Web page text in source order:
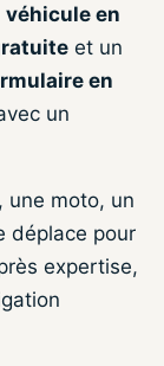
véhicule en
et un
en
un
une moto, un
déplace pour
expertise,